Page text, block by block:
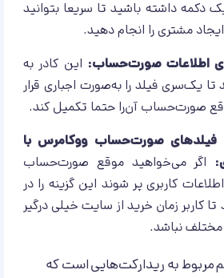
داشته باشید تا سریعا بتوانید
مشتری را انجام دهید.
اطلاعات صورت‌حساب: این کادر به
یک‌سری فیلد را به‌صورت اجباری قرار
صورت‌حساب آن‌را حتما تکمیل کند.
فیلدهای صورت‌حساب ووکامرس با
اگر می‌خواهید موقع صورت‌حساب
کاربری پر شوند این گزینه را در
کاربر زمان خرید از سایت خیلی درگیر
مختلف نباشد.
به ریدارکت‌‌هایی است که